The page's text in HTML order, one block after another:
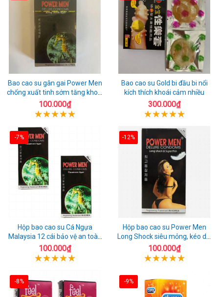
Bao cao su gân gai Power Men
chống xuất tinh sớm tăng khoái
cảm
100.000₫
Bao cao su Gold bi đầu bi nổi
kích thích khoái cảm nhiều
300.000₫
-7%
Hộp bao cao su Cá Ngựa
Malaysia 12 cái bảo vệ an toàn
tuyệt đối
100.000₫
-12%
Hộp bao cao su Power Men
Long Shock siêu mỏng, kéo dài
quan hệ thoải mái
100.000₫
-8% -9%